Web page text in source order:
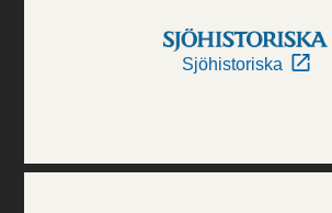
Sjöhistoriska